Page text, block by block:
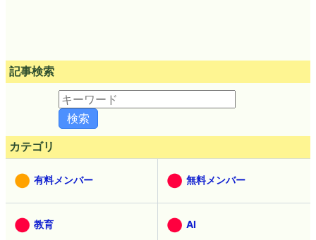
記事検索
カテゴリ
有料メンバー 無料メンバー
教育 AI